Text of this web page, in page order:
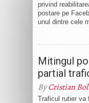
privind
postare pe
unul dintre cele
Mitingul
partial
ByCristian
Traficul rutier va